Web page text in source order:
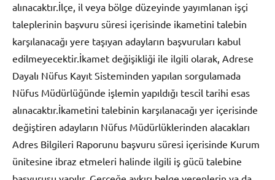
alınacaktır.İlçe, il veya bölge düzeyinde yayımlanan işçi
taleplerinin başvuru süresi içerisinde ikametini talebin
karşılanacağı yere taşıyan adayların başvuruları kabul
edilmeyecektir.İkamet değişikliği ile ilgili olarak, Adrese
Dayalı Nüfus Kayıt Sisteminden yapılan sorgulamada
Nüfus Müdürlüğünde işlemin yapıldığı tescil tarihi esas
alınacaktır.İkametini talebinin karşılanacağı yer içerisinde
değiştiren adayların Nüfus Müdürlüklerinden alacakları
Adres Bilgileri Raporunu başvuru süresi içerisinde Kurum
ünitesine ibraz etmeleri halinde ilgili iş gücü talebine